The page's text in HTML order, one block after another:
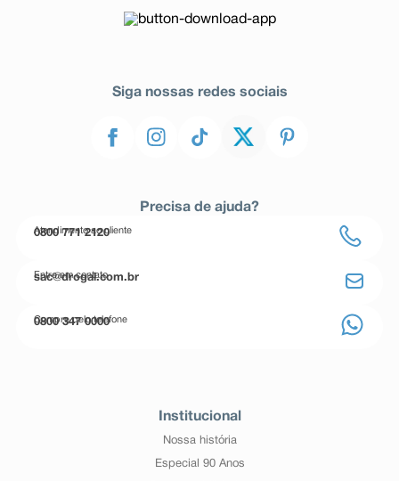
Siga nossas redes sociais
Precisa de ajuda?
Atendimento ao cliente
0800 771 2120
Entre em contato
sac@drogal.com.br
Compre pelo telefone
0800 347 0000
Institucional
Nossa história
Especial 90 Anos